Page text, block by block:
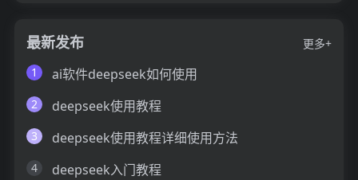
最新发布
更多+
1
ai软件deepseek如何使用
2 deepseek使用教程
3 deepseek使用教程详细使用方法
4 deepseek入门教程